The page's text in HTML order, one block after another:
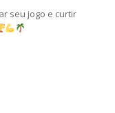
seu jogo e curtir